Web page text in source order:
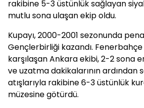
rakibine 5-3 üstünlük sağlayan
mutlu sona ulaşan ekip oldu.
Kupayı, 2000-2001 sezonunda
Gençlerbirliği kazandı.
karşılaşan Ankara ekibi, 2-2 sona
ve uzatma dakikalarının ardından
atışlarıyla rakibine 6-3 üstünlük
müzesine götürdü.